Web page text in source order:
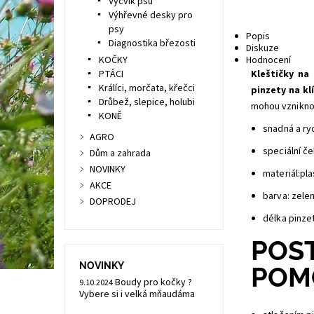
Popis
Diskuze
Hodnocení
Kleštičky
pinzety na
mohou
snadná a
speciální
barva:
délka
Výhřevné desky pro
psy
Diagnostika březosti
KOČKY
PTÁCI
Králíci, morčata, křečci
Drůbež, slepice, holubi
KONĚ
AGRO
Dům a zahrada
NOVINKY
AKCE
DOPRODEJ
NOVINKY
9.10.2024Boudy pro kočky ?
Vybere si i velká mňaudáma